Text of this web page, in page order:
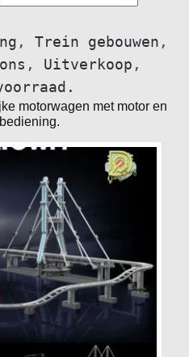
, Trein gebouwen ,
, Uitverkoop ,
motorwagen met motor en